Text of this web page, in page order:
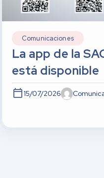
Comunicaciones
La app de la
está disponible
15/07/2026